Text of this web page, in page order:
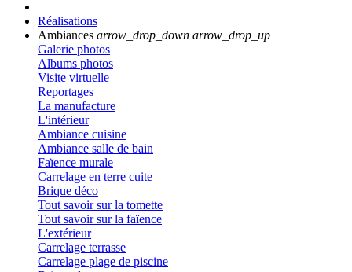
Réalisations
Ambiances arrow_drop_down arrow_drop_up
Galerie photos
Albums photos
Visite virtuelle
Reportages
La manufacture
L'intérieur
Ambiance cuisine
Ambiance salle de bain
Faïence murale
Carrelage en terre cuite
Brique déco
Tout savoir sur la tomette
Tout savoir sur la faïence
L'extérieur
Carrelage terrasse
Carrelage plage de piscine